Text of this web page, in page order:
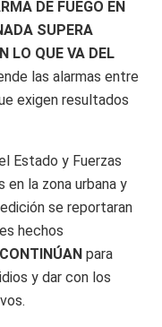
DE FUEGO EN
SUPERA
LO QUE VA DEL
las alarmas entre
exigen resultados
Estado y Fuerzas
la zona urbana y
se reportaran
hechos
para
y dar con los